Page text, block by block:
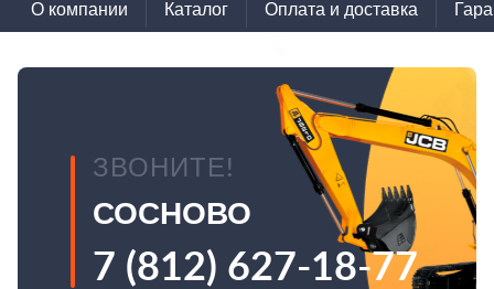
О компании Каталог Оплата и доставка
ЗВОНИТЕ!
СОСНОВО
7 (812) 627-18-77